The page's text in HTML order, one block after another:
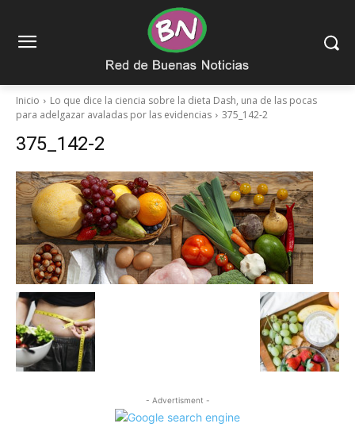
Inicio
Lo que dice la ciencia sobre la dieta Dash, una de las pocas
para adelgazar avaladas por las evidencias
375_142-2
375_142-2
- Advertisment -